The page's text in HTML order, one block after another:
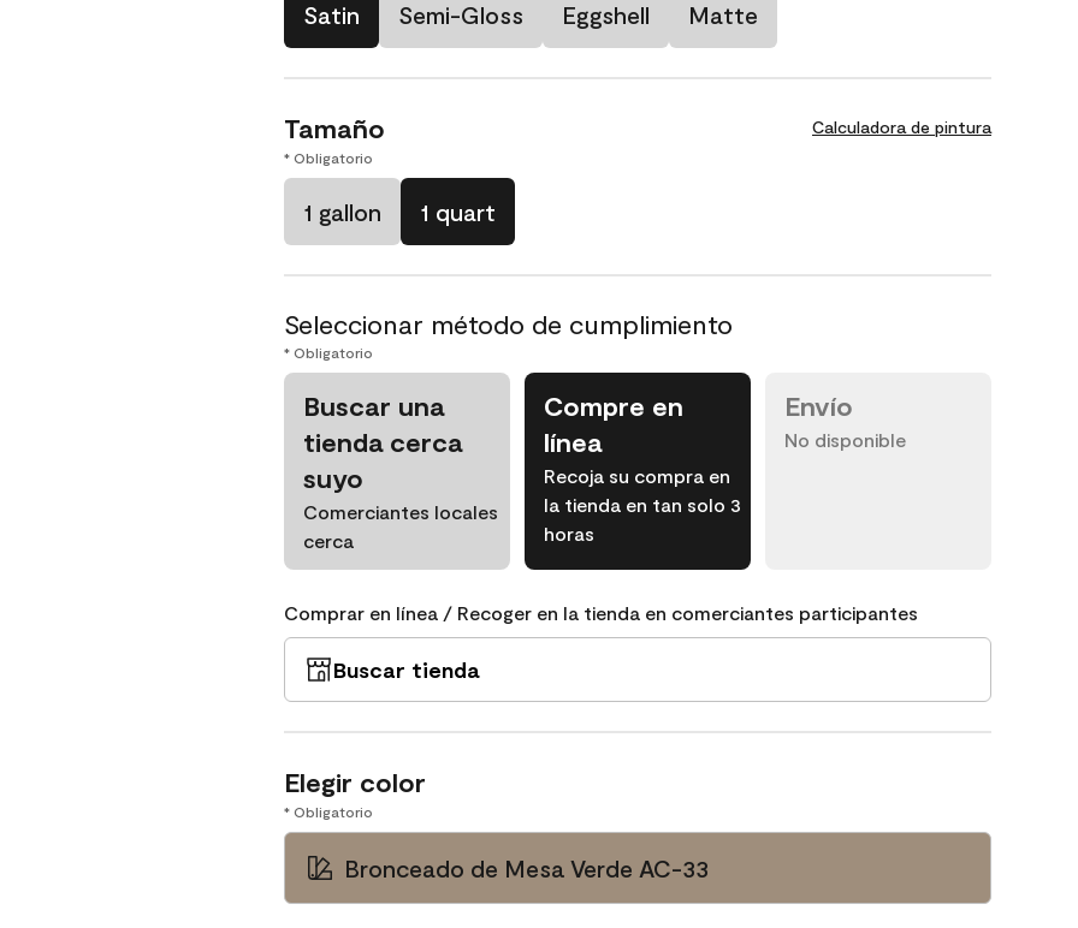
Satin Semi-Gloss Eggshell Matte
Tamaño Calculadora de pintura
* Obligatorio
1 gallon 1 quart
Seleccionar método de cumplimiento
* Obligatorio
Buscar una
tienda cerca
suyo
Comerciantes locales
cerca
Compre en
línea
Recoja su compra en
la tienda en tan solo 3
horas
Envío
No disponible
Comprar en línea / Recoger en la tienda en comerciantes participantes
Buscar tienda
Elegir color
* Obligatorio
Bronceado de Mesa Verde AC-33